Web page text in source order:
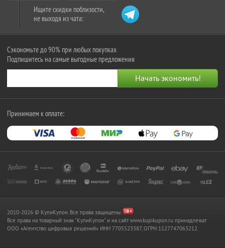
Ищите скидки поблизости,
не выходя из чата:
Сэкономьте до 90% при любых покупках
Подпишитесь на самые выгодные предложения
Принимаем к оплате:
2010-2026 © КупиКупон. Все права защищены.
Все права на товарный знак "КупиКупон" и на сайт www.kupikupon.ru принадлежат
OOO «Агентство цифровых решений» ИНН 7705523387, ОГРН 1127747063212